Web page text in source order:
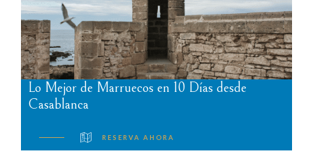
Lo Mejor de Marruecos en 10 Días desde
Casablanca
RESERVA AHORA